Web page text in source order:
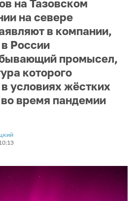
на Тазовском
на севере
в компании,
России
промысел,
которого
условиях жёстких
время пандемии